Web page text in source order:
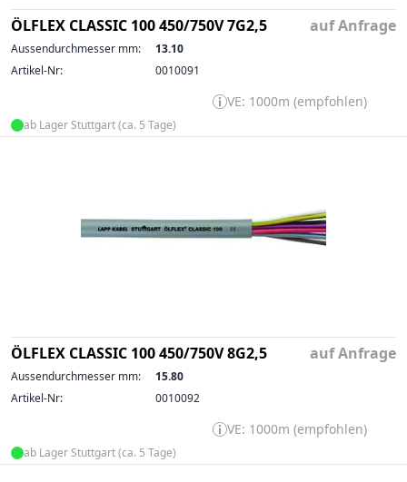
ÖLFLEX CLASSIC 100 450/750V 7G2,5 auf Anfrage
Aussendurchmesser mm:
13.10
Artikel-Nr:
0010091
VE: 1000m (empfohlen)
ab Lager Stuttgart (ca. 5 Tage)
ÖLFLEX CLASSIC 100 450/750V 8G2,5 auf Anfrage
Aussendurchmesser mm:
15.80
Artikel-Nr:
0010092
VE: 1000m (empfohlen)
ab Lager Stuttgart (ca. 5 Tage)